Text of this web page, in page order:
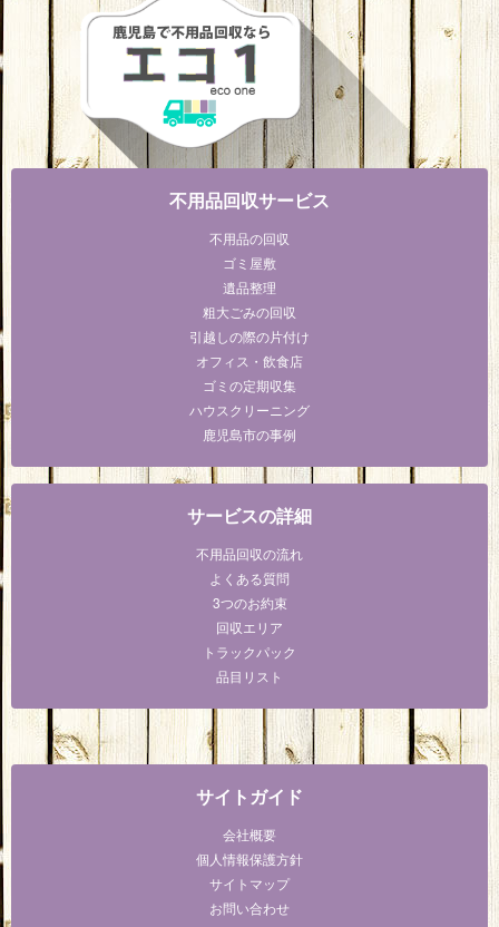
不用品回収サービス
不用品の回収
ゴミ屋敷
遺品整理
粗大ごみの回収
引越しの際の片付け
オフィス・飲食店
ゴミの定期収集
ハウスクリーニング
鹿児島市の事例
サービスの詳細
不用品回収の流れ
よくある質問
3つのお約束
回収エリア
トラックパック
品目リスト
サイトガイド
会社概要
個人情報保護方針
サイトマップ
お問い合わせ